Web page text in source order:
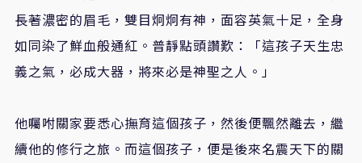
長著濃密的眉毛，雙目炯炯有神，面容英氣十足，全身
如同染了鮮血般通紅。普靜點頭讚歎：「這孩子天生忠
義之氣，必成大器，將來必是神聖之人。」
他囑咐關家要悉心撫育這個孩子，然後便飄然離去，繼
續他的修行之旅。而這個孩子，便是後來名震天下的關